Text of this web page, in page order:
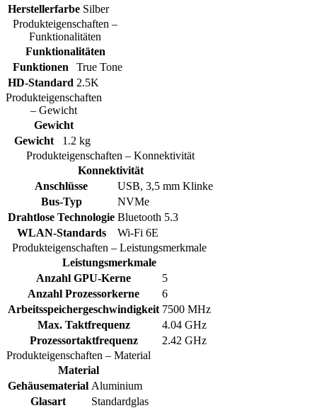
Herstellerfarbe Silber
Produkteigenschaften –
Funktionalitäten
Funktionalitäten
Funktionen
True Tone
HD-Standard 2.5K
Produkteigenschaften
– Gewicht
Gewicht
Gewicht
1.2 kg
Produkteigenschaften – Konnektivität
Konnektivität
Anschlüsse
USB, 3,5 mm Klinke
Bus-Typ
NVMe
Drahtlose Technologie Bluetooth 5.3
WLAN-Standards
Wi-Fi 6E
Produkteigenschaften – Leistungsmerkmale
Leistungsmerkmale
Anzahl GPU-Kerne
5
Anzahl Prozessorkerne
6
Arbeitsspeichergeschwindigkeit 7500 MHz
Max. Taktfrequenz
4.04 GHz
Prozessortaktfrequenz
2.42 GHz
Produkteigenschaften – Material
Material
Gehäusematerial Aluminium
Glasart
Standardglas